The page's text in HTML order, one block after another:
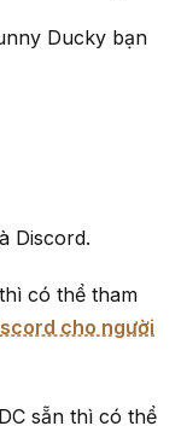
Ducky bạn
Discord.
có thể tham
cho người
sẵn thì có thể